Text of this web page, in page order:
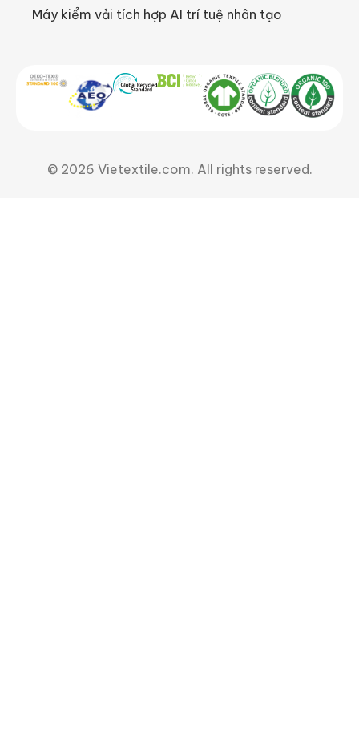
Máy kiểm vải tích hợp AI trí tuệ nhân tạo
© 2026 Vietextile.com. All rights reserved.